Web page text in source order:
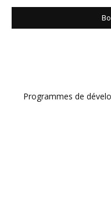
Programmes de